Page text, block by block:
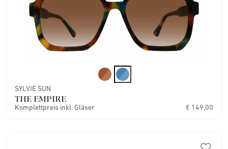
SYLVIE SUN
THE EMPIRE
Komplettpreis inkl. Gläser € 149,00